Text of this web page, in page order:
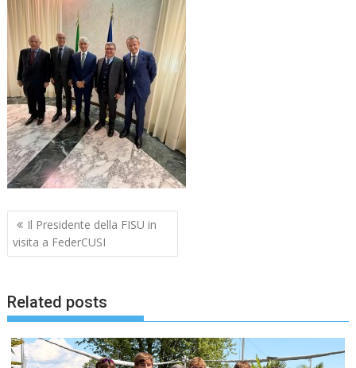
Navigazione
articoli
Il Presidente della FISU in
visita a FederCUSI
Related posts